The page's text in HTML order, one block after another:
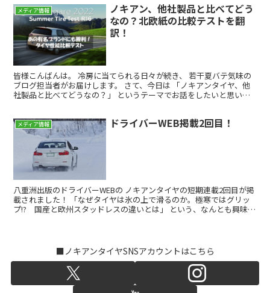
メディア情報
ノキアン、他社製品と比べてどう
なの？北欧紙の比較テストを翻
訳！
皆様こんばんは。 冷房に当てられる日々が続き、 若干夏バテ気味の
ブログ担当者がお届けします。 さて、今日は 「ノキアンタイヤ、他
社製品と比べてどうなの？」 というテーマでお話をしたいと思いま
メディア情報 ドライバーWEB掲載2回目！
八重洲出版のドライバーWEBの ノキアンタイヤの短期連載2回目が掲
載されました！ 「なぜタイヤは氷の上で滑るのか。極寒ではグリッ
プ!? 国産と欧州スタッドレスの違いとは」 という、なんとも興味深
■ノキアンタイヤSNSアカウントはこちら